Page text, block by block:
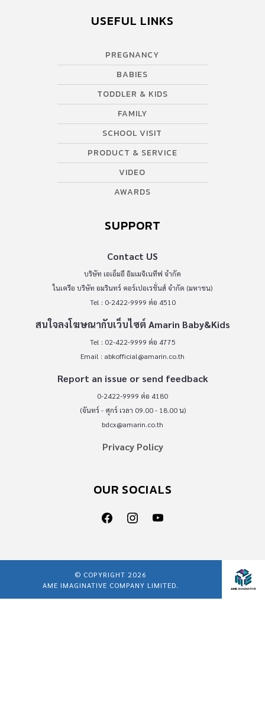
เคืองผิว แก้ผิวอักเสบได้ดี ซึ่งวันนี้ทีมแม่ ABK ขอนำเสนออีกหนึ่งทาง
Soothing Cream จากแบรนด์ Master Rabbit ที่อ่อนโยน จนสามารถ
USEFUL LINKS
PREGNANCY
BABIES
TODDLER & KIDS
FAMILY
SCHOOL VISIT
PRODUCT & SERVICE
VIDEO
AWARDS
SUPPORT
Contact US
บริษัท เอเอ็มอี อิมเมจิเนทีฟ จำกัด
ในเครือ บริษัท อมรินทร์ คอร์เปอเรชั่นส์ จำกัด (มหาชน)
Tel : 0-2422-9999 ต่อ 4510
สนใจลงโฆษณากับเว็บไซต์ Amarin Baby&Kids
Tel : 02-422-9999 ต่อ 4775
Email : abkofficial@amarin.co.th
Report an issue or send feedback
0-2422-9999 ต่อ 4180
(จันทร์ - ศุกร์ เวลา 09.00 - 18.00 น)
bdcx@amarin.co.th
Privacy Policy
OUR SOCIALS
© COPYRIGHT 2026
AME IMAGINATIVE COMPANY LIMITED.